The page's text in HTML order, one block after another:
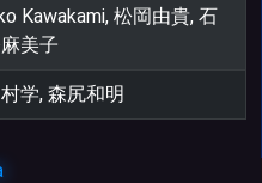
Kawakami, 松岡由貴, 石
美子
学, 森尻和明